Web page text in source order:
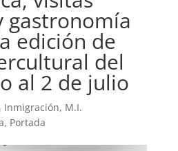
gastronomía
edición de
del
al 2 de julio
, Inmigración, M.I.
, Portada